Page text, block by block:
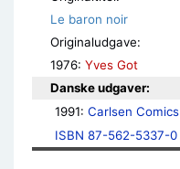
Le baron noir
Originaludgave:
1976: Yves Got
Danske udgaver:
1991: Carlsen Comics
ISBN 87-562-5337-0